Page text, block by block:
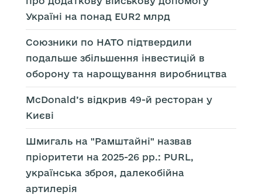
Україні на понад EUR2 млрд
Союзники по НАТО підтвердили
подальше збільшення інвестицій в
оборону та нарощування виробництва
McDonald’s відкрив 49-й ресторан у
Києві
Шмигаль на "Рамштайні" назвав
пріоритети на 2025-26 рр.: PURL,
українська зброя, далекобійна
артилерія